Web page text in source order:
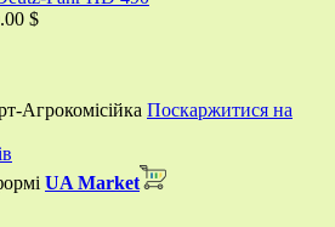
$
Агрокомісійка Поскаржитися на
UA Market